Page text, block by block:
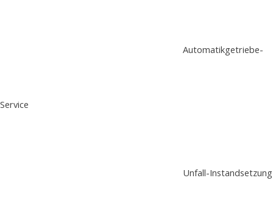
Automatikgetriebe-
Service
Unfall-Instandsetzung